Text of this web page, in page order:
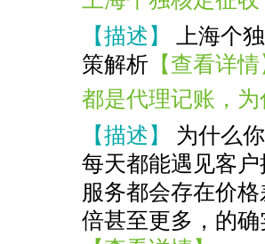
【描述】
上海个
策解析 【查看详
都是代理记账，
【描述】
为什么
每天都能遇见客
服务都会存在价
倍甚至更多，的